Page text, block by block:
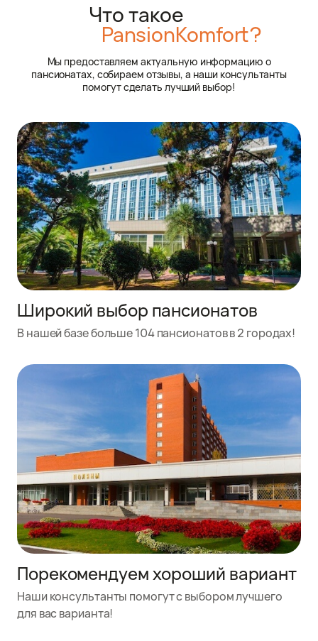
Что такое
PansionKomfort?
Мы предоставляем актуальную информацию о
пансионатах, собираем отзывы, а наши консультанты
помогут сделать лучший выбор!
Широкий выбор пансионатов
В нашей базе больше 104 пансионатов в 2 городах!
Порекомендуем хороший вариант
Наши консультанты помогут с выбором лучшего
для вас варианта!